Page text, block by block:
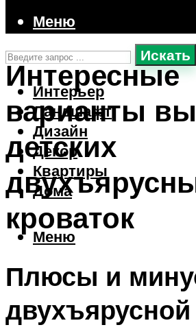
Искать
Интерьер
Ландшафт
Дизайн
Декор
Квартиры
Дома
Меню
Меню
Интересные
варианты
детских
кроваток
Плюсы и
двухъярусной